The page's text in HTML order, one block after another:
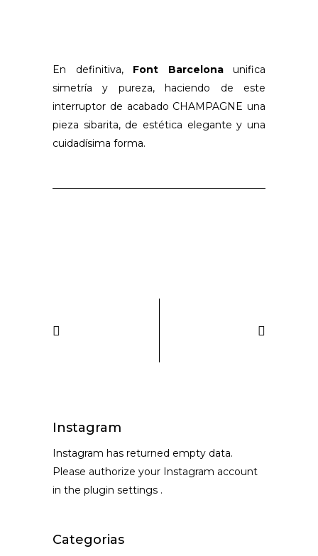
En definitiva, Font Barcelonaunifica
simetría y pureza, haciendo de este
interruptor de acabado CHAMPAGNE una
pieza sibarita, de estética elegante y una
cuidadísima forma.
Instagram
Instagram has returned empty data.
Please authorize your Instagram account
in the plugin settings .
Categorias